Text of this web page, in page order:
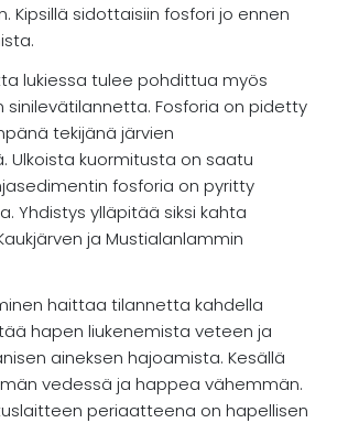
Kipsillä sidottaisiin fosfori jo ennen
lukiessa tulee pohdittua myös
sinilevätilannetta. Fosforia on pidetty
tekijänä järvien
Ulkoista kuormitusta on saatu
fosforia on pyritty
Yhdistys ylläpitää siksi kahta
ja Mustialanlammin
haittaa tilannetta kahdella
hapen liukenemista veteen ja
aineksen hajoamista. Kesällä
vedessä ja happea vähemmän.
periaatteena on hapellisen